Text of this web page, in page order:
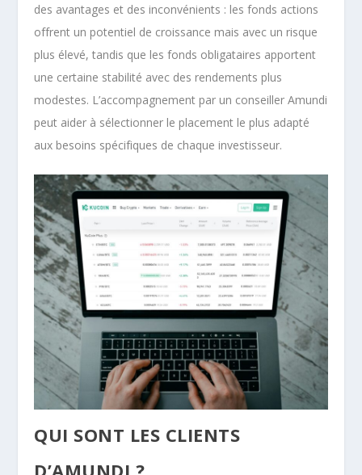
des avantages et des inconvénients : les fonds actions
offrent un potentiel de croissance mais avec un risque
plus élevé, tandis que les fonds obligataires apportent
une certaine stabilité avec des rendements plus
modestes. L’accompagnement par un conseiller Amundi
peut aider à sélectionner le placement le plus adapté
aux besoins spécifiques de chaque investisseur.
QUI SONT LES CLIENTS
D’AMUNDI ?